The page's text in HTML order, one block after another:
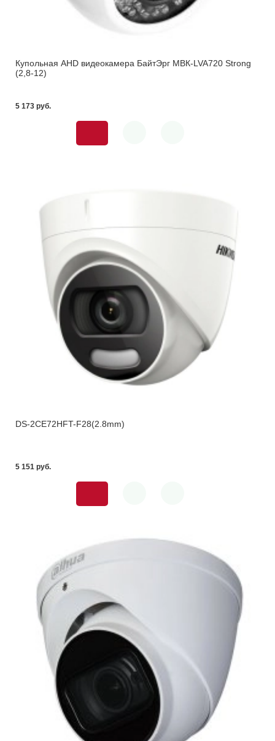
Купольная AHD видеокамера БайтЭрг МВК-LVA720 Strong
(2,8-12)
5 173 pуб.
DS-2CE72HFT-F28(2.8mm)
5 151 pуб.